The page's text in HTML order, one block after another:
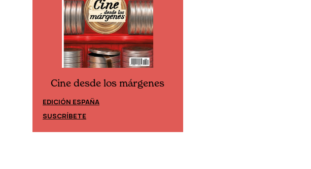
Cine desde los márgenes
EDICIÓN MÉXICO
SUSCRÍBETE